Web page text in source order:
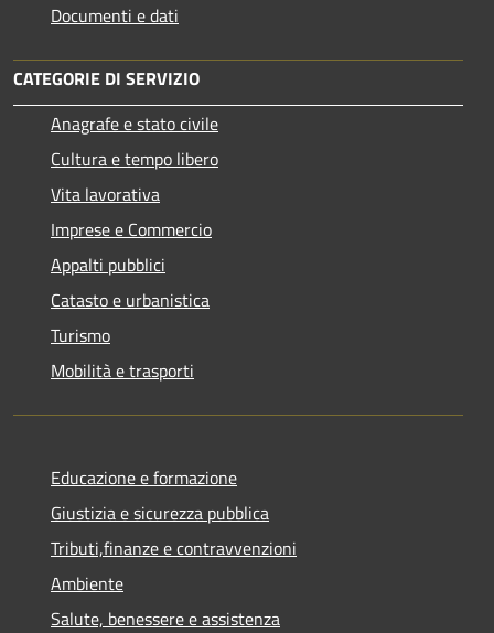
Documenti e dati
CATEGORIE DI SERVIZIO
Anagrafe e stato civile
Cultura e tempo libero
Vita lavorativa
Imprese e Commercio
Appalti pubblici
Catasto e urbanistica
Turismo
Mobilità e trasporti
Educazione e formazione
Giustizia e sicurezza pubblica
Tributi,finanze e contravvenzioni
Ambiente
Salute, benessere e assistenza